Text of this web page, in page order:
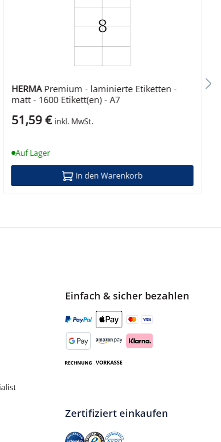
HERMAPremium - laminierte Etiketten -
matt - 1600 Etikett(en) - A7
51,59 € inkl. MwSt.
Auf Lager
In den Warenkorb
Einfach & sicher bezahlen
Zertifiziert einkaufen